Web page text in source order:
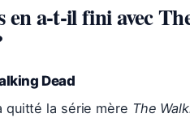
en a-t-il fini avec
Dead
quitté la série mère The